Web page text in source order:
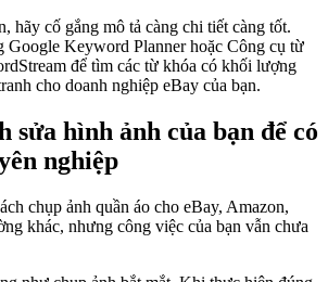
hãy cố gắng mô tả càng chi tiết càng tốt.
Google Keyword Planner hoặc Công cụ từ
để tìm các từ khóa có khối lượng
cho doanh nghiệp eBay của bạn.
sửa hình ảnh của bạn để có
nghiệp
chụp ảnh quần áo cho eBay, Amazon,
khác, nhưng công việc của bạn vẫn chưa